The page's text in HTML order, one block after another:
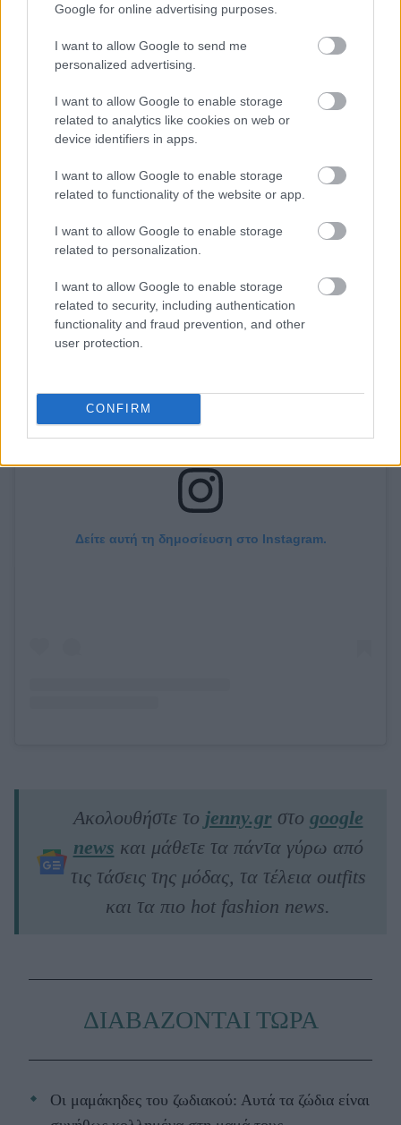
Google for online advertising purposes.
I want to allow Google to send me
personalized advertising.
I want to allow Google to enable storage
related to analytics like cookies on web or
device identifiers in apps.
I want to allow Google to enable storage
related to functionality of the website or app.
I want to allow Google to enable storage
related to personalization.
I want to allow Google to enable storage
related to security, including authentication
functionality and fraud prevention, and other
user protection.
CONFIRM
Δείτε αυτή τη δημοσίευση στο Instagram.
Δείτε αυτή τη δημοσίευση στο Instagram.
Ακολουθήστε το jenny.grστο google
news και μάθετε τα πάντα γύρω από
τις τάσεις της μόδας, τα τέλεια outfits
και τα πιο hot fashion news.
ΔΙΑΒΑΖΟΝΤΑΙ ΤΩΡΑ
Οι μαμάκηδες του ζωδιακού: Αυτά τα ζώδια είναι